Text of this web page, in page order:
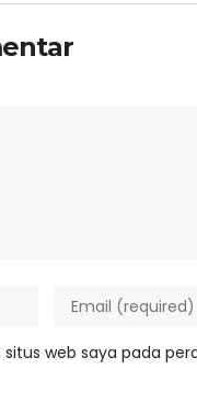
web saya pada